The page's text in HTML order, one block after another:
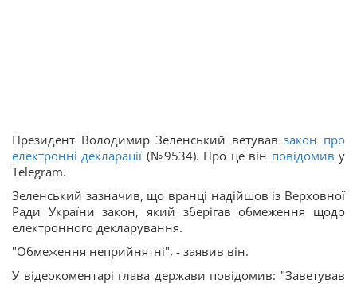
Президент Володимир Зеленський ветувавзакон про
електронні декларації (№9534). Про це він повідомиву
Telegram.
Зеленський зазначив, що вранці надійшов із Верховної
Ради України закон, який зберігав обмеження щодо
електронного декларування.
"Обмеження неприйнятні", - заявив він.
У відеокоментарі глава держави повідомив: "Заветував